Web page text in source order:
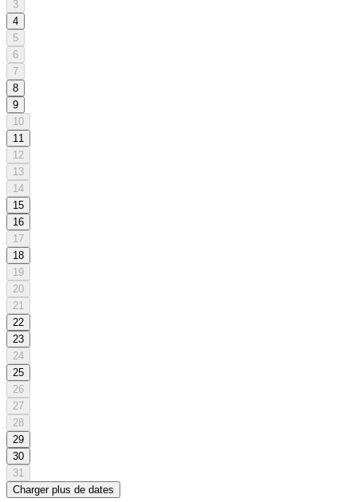
3
4
5
6
7
8
9
10
11
12
13
14
15
16
17
18
19
20
21
22
23
24
25
26
27
28
29
30
31
Charger plus de dates